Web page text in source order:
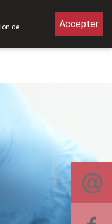
de
Accepter